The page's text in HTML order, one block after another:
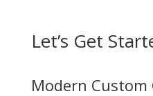
Let’s Get
Modern